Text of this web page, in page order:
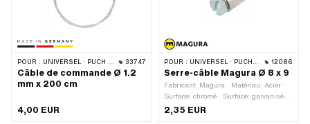
POUR : UNIVERSEL · PUCH · SACHS · ZÜNDAPP BELMONDO · CILO 33747
Câble de commande Ø 1.2
mm x 200 cm
4,00 EUR
POUR : UNIVERSEL · PUCH · SACHS 12086
Serre-câble Magura Ø 8 x 9
Fabricant: Magura · Matériau: Acier ·
Surface: chromé · Surface: galvanisé
bleu · Type de filetage: M4x0.7
(filetage standard) · Ø passage de
2,35 EUR